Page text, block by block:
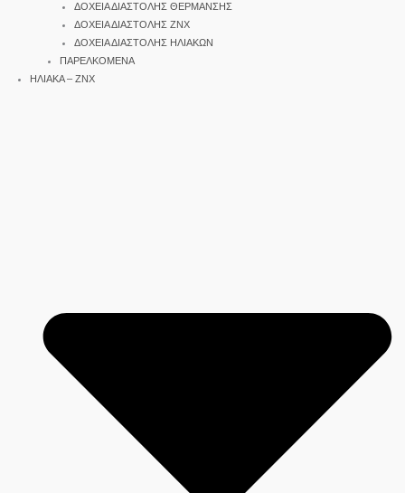
ΔΟΧΕΙΑ ΔΙΑΣΤΟΛΗΣ ΘΕΡΜΑΝΣΗΣ
ΔΟΧΕΙΑ ΔΙΑΣΤΟΛΗΣ ΖΝΧ
ΔΟΧΕΙΑ ΔΙΑΣΤΟΛΗΣ ΗΛΙΑΚΩΝ
ΠΑΡΕΛΚΟΜΕΝΑ
ΗΛΙΑΚΑ – ΖΝΧ